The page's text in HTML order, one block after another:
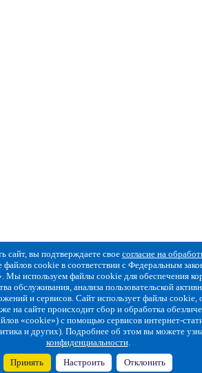
сайт, вы подтверждаете свое согласие на
файлов cookie в соответствии с Федеральным
Мы используем файлы cookie для обеспечения
обслуживания, анализа пользовательской
и сервисов. Сайт использует файлы cookie,
на сайте происходит сбор и обработка
«cookie») с помощью сервисов интернет-
и других). Подробнее об этом вы можете
конфиденциальности.
Принять Настроить Отклонить